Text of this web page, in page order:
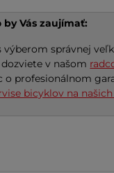
by Vás zaujímať:
výberom správnej
v našom
o profesionálnom
bicyklov na